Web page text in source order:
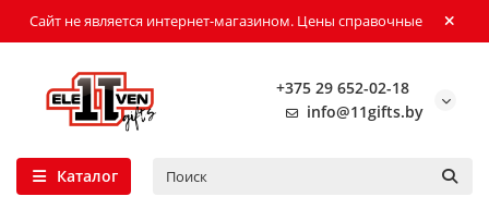
Сайт не является интернет-магазином. Цены справочные
+375 29 652-02-18
info@11gifts.by
Каталог